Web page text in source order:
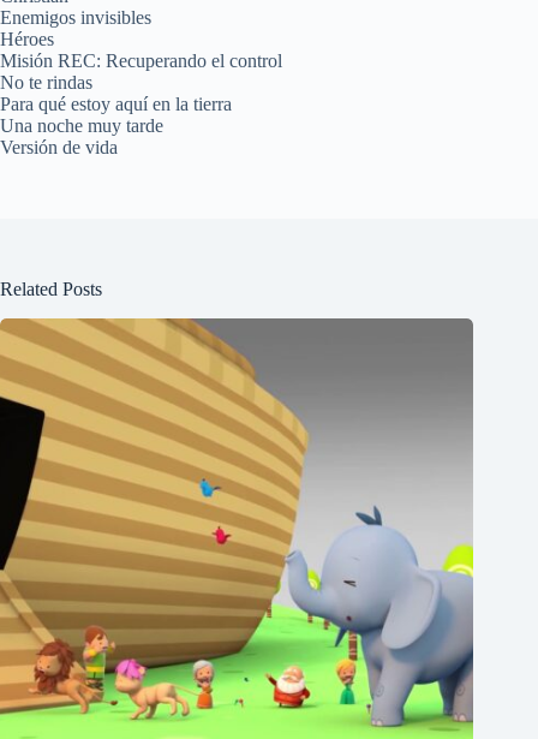
Enemigos invisibles
Héroes
Misión REC: Recuperando el control
No te rindas
Para qué estoy aquí en la tierra
Una noche muy tarde
Versión de vida
Related Posts